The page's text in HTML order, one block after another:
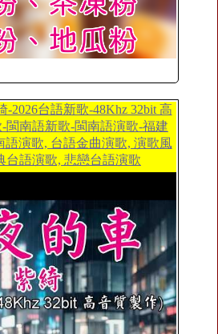
-2026台語新歌-48Khz 32bit 高
閩南語新歌-閩南語演歌-福建
語演歌, 台語金曲演歌, 演歌風
台語演歌, 悲戀台語演歌